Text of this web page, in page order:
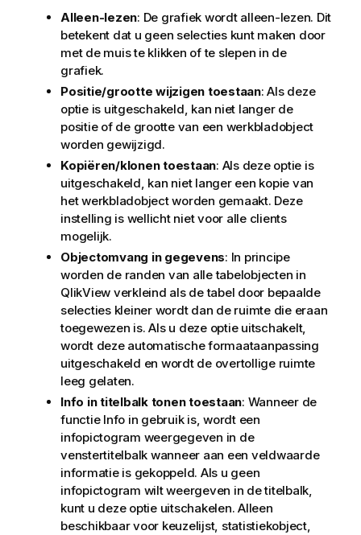
Alleen-lezen: De grafiek wordt alleen-lezen. Dit
betekent dat u geen selecties kunt maken door
met de muis te klikken of te slepen in de
grafiek.
Positie/grootte wijzigen toestaan: Als deze
optie is uitgeschakeld, kan niet langer de
positie of de grootte van een werkbladobject
worden gewijzigd.
Kopiëren/klonen toestaan: Als deze optie is
uitgeschakeld, kan niet langer een kopie van
het werkbladobject worden gemaakt. Deze
instelling is wellicht niet voor alle clients
mogelijk.
Objectomvang in gegevens: In principe
worden de randen van alle tabelobjecten in
QlikView verkleind als de tabel door bepaalde
selecties kleiner wordt dan de ruimte die eraan
toegewezen is. Als u deze optie uitschakelt,
wordt deze automatische formaataanpassing
uitgeschakeld en wordt de overtollige ruimte
leeg gelaten.
Info in titelbalk tonen toestaan: Wanneer de
functie Info in gebruik is, wordt een
infopictogram weergegeven in de
venstertitelbalk wanneer aan een veldwaarde
informatie is gekoppeld. Als u geen
infopictogram wilt weergeven in de titelbalk,
kunt u deze optie uitschakelen. Alleen
beschikbaar voor keuzelijst, statistiekobject,